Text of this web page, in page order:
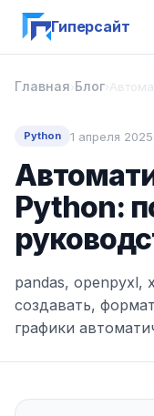
Гиперсайт
Главная›Блог›
Python 1 апреля
Python:
pandas, openpyxl,
создавать,
графики